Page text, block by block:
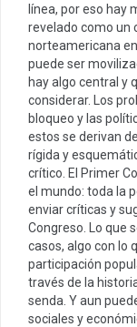
línea, por eso hay
revelado como un
norteamericana
puede ser
hay algo central y
considerar. Los
bloqueo y las
estos se derivan
rígida y
crítico. El Primer
el mundo: toda la
enviar críticas y
Congreso. Lo que
casos, algo con lo
participación
través de la
senda. Y aun
sociales y